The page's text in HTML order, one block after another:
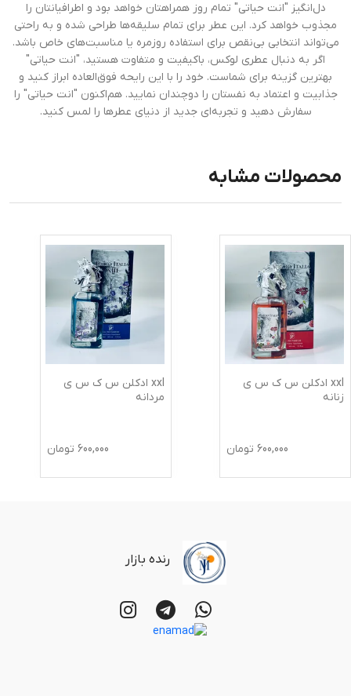
دل‌انگیز "انت حیاتی" تمام روز همراهتان خواهد بود و اطرافیانتان را
مجذوب خواهد کرد. این عطر برای تمام سلیقه‌ها طراحی شده و به راحتی
می‌تواند انتخابی بی‌نقص برای استفاده روزمره یا مناسبت‌های خاص باشد.
اگر به دنبال عطری لوکس، باکیفیت و متفاوت هستید، "انت حیاتی"
بهترین گزینه برای شماست. خود را با این رایحه فوق‌العاده ابراز کنید و
جذابیت و اعتماد به نفستان را دوچندان نمایید. هم‌اکنون "انت حیاتی" را
سفارش دهید و تجربه‌ای جدید از دنیای عطرها را لمس کنید.
محصولات مشابه
xxl ادکلن س ک س ی
زنانه
600,000 تومان
xxl ادکلن س ک س ی
مردانه
600,000 تومان
رنده بازار